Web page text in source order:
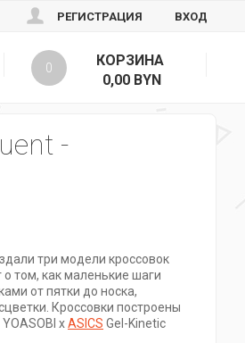
РЕГИСТРАЦИЯ ВХОД
0
КОРЗИНА
0,00 BYN
-
три модели кроссовок
том, как маленькие шаги
от пятки до носка,
Кроссовки построены
xASICS Gel-Kinetic